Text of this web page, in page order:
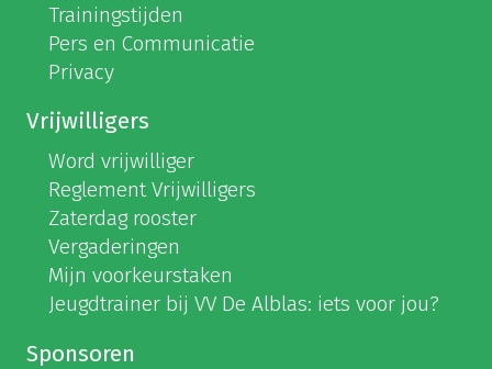
Trainingstijden
Pers en Communicatie
Privacy
Vrijwilligers
Word vrijwilliger
Reglement Vrijwilligers
Zaterdag rooster
Vergaderingen
Mijn voorkeurstaken
Jeugdtrainer bij VV De Alblas: iets voor jou?
Sponsoren